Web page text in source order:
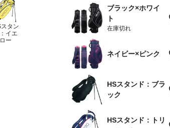
スタン
イエ
ロー
ブラック×ホワイ
ト
在庫切れ
ネイビー×ピンク
HSスタンド：ブラ
ック
HSスタンド：トリ